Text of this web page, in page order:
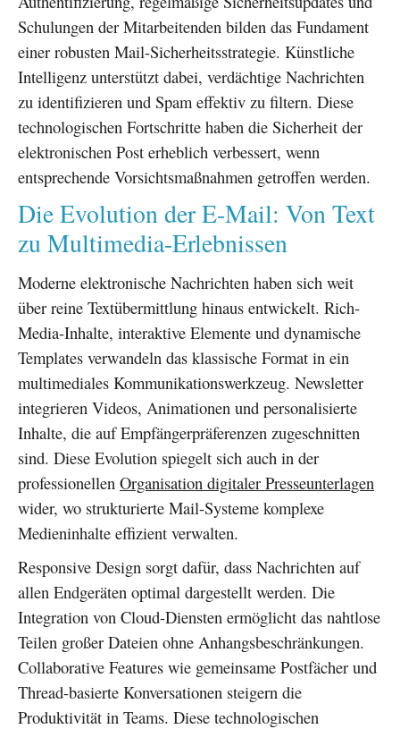
Schulungen der Mitarbeitenden bilden das Fundament
einer robusten Mail-Sicherheitsstrategie. Künstliche
Intelligenz unterstützt dabei, verdächtige Nachrichten
zu identifizieren und Spam effektiv zu filtern. Diese
technologischen Fortschritte haben die Sicherheit der
elektronischen Post erheblich verbessert, wenn
entsprechende Vorsichtsmaßnahmen getroffen werden.
Die Evolution der E-Mail: Von Text
zu Multimedia-Erlebnissen
Moderne elektronische Nachrichten haben sich weit
über reine Textübermittlung hinaus entwickelt. Rich-
Media-Inhalte, interaktive Elemente und dynamische
Templates verwandeln das klassische Format in ein
multimediales Kommunikationswerkzeug. Newsletter
integrieren Videos, Animationen und personalisierte
Inhalte, die auf Empfängerpräferenzen zugeschnitten
sind. Diese Evolution spiegelt sich auch in der
professionellen Organisation digitaler Presseunterlagen
wider, wo strukturierte Mail-Systeme komplexe
Medieninhalte effizient verwalten.
Responsive Design sorgt dafür, dass Nachrichten auf
allen Endgeräten optimal dargestellt werden. Die
Integration von Cloud-Diensten ermöglicht das nahtlose
Teilen großer Dateien ohne Anhangsbeschränkungen.
Collaborative Features wie gemeinsame Postfächer und
Thread-basierte Konversationen steigern die
Produktivität in Teams. Diese technologischen